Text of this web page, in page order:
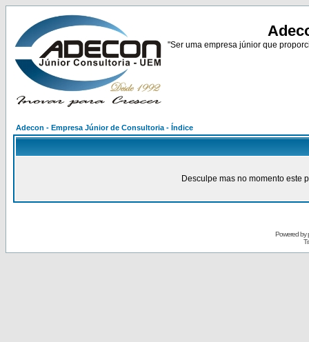
"Ser uma empresa júnior que
Adecon - Empresa Júnior de Consultoria - Índice
Desculpe mas no momento este
Powered by